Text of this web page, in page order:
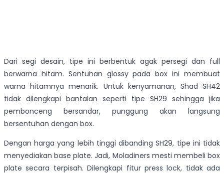
Dari segi desain, tipe ini berbentuk agak persegi dan full
berwarna hitam. Sentuhan glossy pada box ini membuat
warna hitamnya menarik. Untuk kenyamanan, Shad SH42
tidak dilengkapi bantalan seperti tipe SH29 sehingga jika
pembonceng bersandar, punggung akan langsung
bersentuhan dengan box.
Dengan harga yang lebih tinggi dibanding SH29, tipe ini tidak
menyediakan base plate. Jadi, Moladiners mesti membeli box
plate secara terpisah. Dilengkapi fitur press lock, tidak ada